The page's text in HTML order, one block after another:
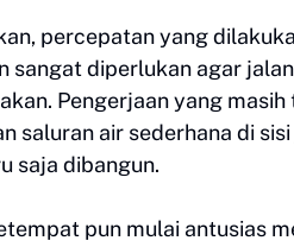
percepatan yang
sangat diperlukan agar
Pengerjaan yang
saluran air sederhana di
saja dibangun.
pun mulai antusias